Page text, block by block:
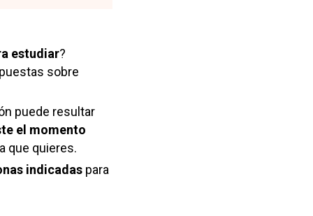
estudiar?
sobre
puede resultar
el momento
que quieres.
indicadas para